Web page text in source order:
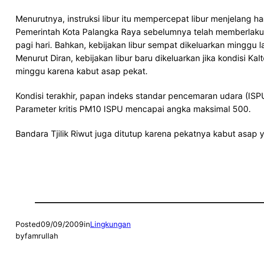
Menurutnya, instruksi libur itu mempercepat libur menjelang
Pemerintah Kota Palangka Raya sebelumnya telah
pagi hari. Bahkan, kebijakan libur sempat dikeluarkan minggu
Menurut Diran, kebijakan libur baru dikeluarkan jika kondisi
minggu karena kabut asap pekat.
Kondisi terakhir, papan indeks standar pencemaran udara
Parameter kritis PM10 ISPU mencapai angka maksimal 500.
Bandara Tjilik Riwut juga ditutup karena pekatnya kabut asap
Posted09/09/2009inLingkungan
byfamrullah